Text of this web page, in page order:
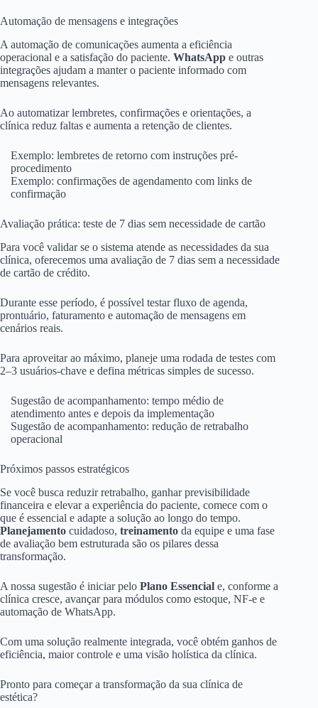
Automação de mensagens e integrações
A automação de comunicações aumenta a eficiência
operacional e a satisfação do paciente. WhatsApp e outras
integrações ajudam a manter o paciente informado com
mensagens relevantes.
Ao automatizar lembretes, confirmações e orientações, a
clínica reduz faltas e aumenta a retenção de clientes.
Exemplo: lembretes de retorno com instruções pré-
procedimento
Exemplo: confirmações de agendamento com links de
confirmação
Avaliação prática: teste de 7 dias sem necessidade de cartão
Para você validar se o sistema atende as necessidades da sua
clínica, oferecemos uma avaliação de 7 dias sem a necessidade
de cartão de crédito.
Durante esse período, é possível testar fluxo de agenda,
prontuário, faturamento e automação de mensagens em
cenários reais.
Para aproveitar ao máximo, planeje uma rodada de testes com
2–3 usuários-chave e defina métricas simples de sucesso.
Sugestão de acompanhamento: tempo médio de
atendimento antes e depois da implementação
Sugestão de acompanhamento: redução de retrabalho
operacional
Próximos passos estratégicos
Se você busca reduzir retrabalho, ganhar previsibilidade
financeira e elevar a experiência do paciente, comece com o
que é essencial e adapte a solução ao longo do tempo.
Planejamento cuidadoso, treinamento da equipe e uma fase
de avaliação bem estruturada são os pilares dessa
transformação.
A nossa sugestão é iniciar pelo Plano Essencial e, conforme a
clínica cresce, avançar para módulos como estoque, NF-e e
automação de WhatsApp.
Com uma solução realmente integrada, você obtém ganhos de
eficiência, maior controle e uma visão holística da clínica.
Pronto para começar a transformação da sua clínica de
estética?